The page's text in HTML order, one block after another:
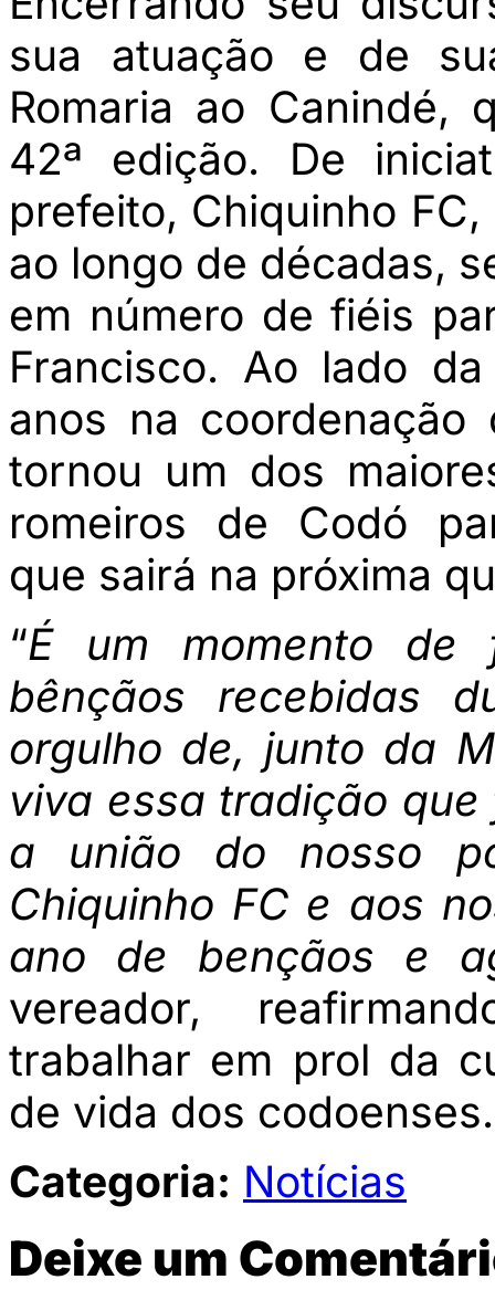
sua atuação e de
Romaria ao Canindé,
42ª edição. De
prefeito, Chiquinho
ao longo de décadas,
em número de fiéis
Francisco. Ao lado
anos na
tornou um dos
romeiros de Codó
que sairá na próxima
“É um momento de
bênçãos recebidas
orgulho de, junto da
viva essa tradição
a união do nosso
Chiquinho FC e aos
ano de bençãos e
vereador,
trabalhar em prol da
de vida dos codoenses.
Categoria: Notícias
Deixe um